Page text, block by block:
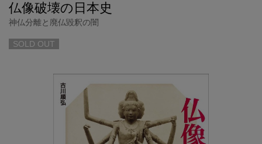
仏像破壊の日本史
神仏分離と廃仏毀釈の闇
SOLD OUT